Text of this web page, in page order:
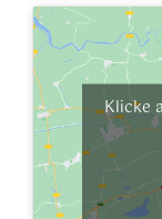
Klicke